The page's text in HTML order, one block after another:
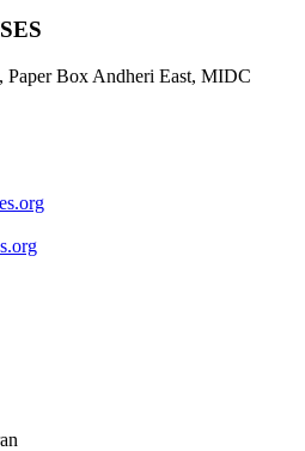
Paper Box Andheri East, MIDC